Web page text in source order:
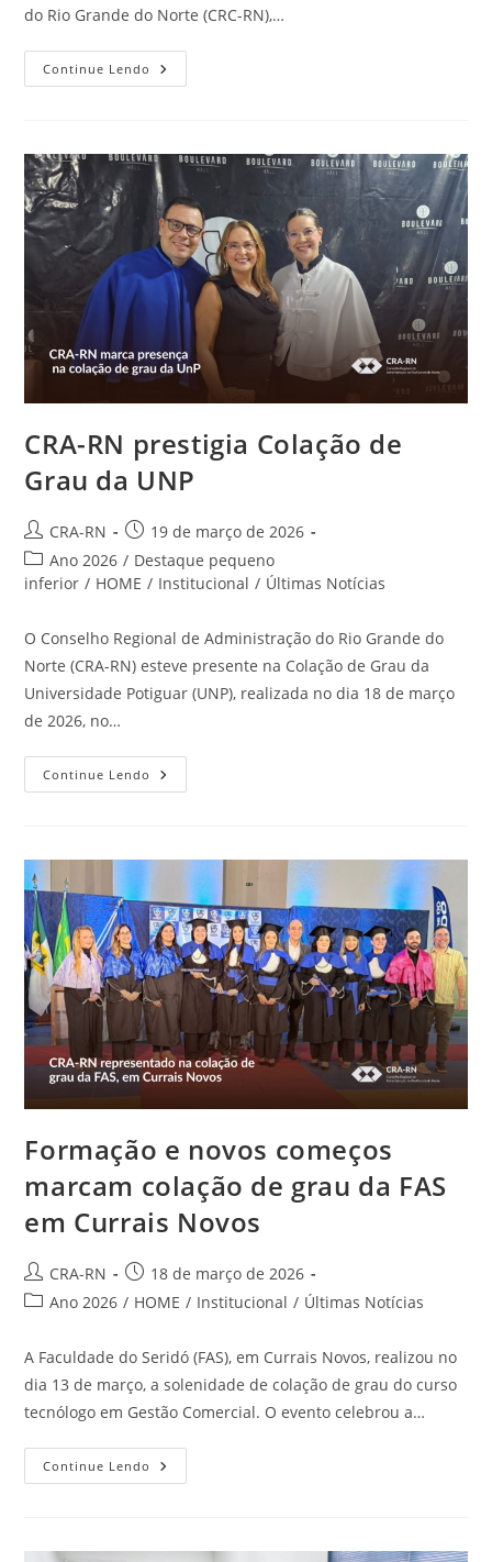
do Rio Grande do Norte (CRC-RN),…
Continue Lendo CRA-
RN
Diretoria
Do
CRC-
RN
CRA-RN prestigia Colação de
Grau da UNP
Autor
do
post:
CRA-RN
Post
publicado:
19 de março de 2026
Categoria
do
Ano 2026 / Destaque pequeno
inferior / HOME / Institucional / Últimas Notícias
O Conselho Regional de Administração do Rio Grande do
Norte (CRA-RN) esteve presente na Colação de Grau da
Universidade Potiguar (UNP), realizada no dia 18 de março
de 2026, no…
Continue Lendo CRA-
RN
Da
Formação e novos começos
marcam colação de grau da FAS
em Currais Novos
Autor
do
CRA-RN
Post
publicado:
18 de março de 2026
Categoria
post:
Ano 2026 / HOME / Institucional / Últimas Notícias
A Faculdade do Seridó (FAS), em Currais Novos, realizou no
dia 13 de março, a solenidade de colação de grau do curso
tecnólogo em Gestão Comercial. O evento celebrou a…
Continue Lendo Formação
E